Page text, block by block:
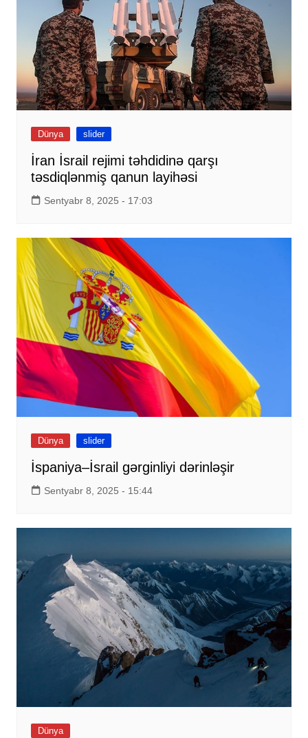
Dünya slider
İran İsrail rejimi təhdidinə qarşı
təsdiqlənmiş qanun layihəsi
Sentyabr 8, 2025 - 17:03
Dünya slider
İspaniya–İsrail gərginliyi dərinləşir
Sentyabr 8, 2025 - 15:44
Dünya